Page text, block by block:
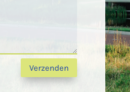
Verzenden